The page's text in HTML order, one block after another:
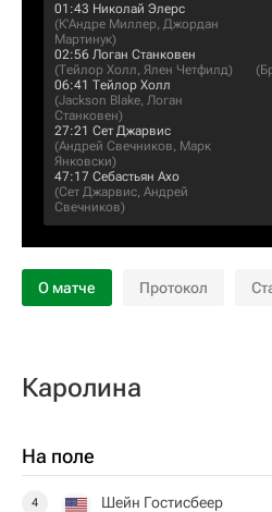
01:43 Николай Элерс
(К'Андре Миллер, Джордан
Мартинук)
02:56 Логан Станковен
(Тейлор Холл, Ялен Четфилд)
06:41 Тейлор Холл
(Jackson Blake, Логан
Станковен)
27:21 Сет Джарвис
(Андрей Свечников, Марк
Янковски)
47:17 Себастьян Ахо
(Сет Джарвис, Андрей
Свечников)
(
О матче Протокол
Каролина
На поле
4 Шейн Гостисбеер